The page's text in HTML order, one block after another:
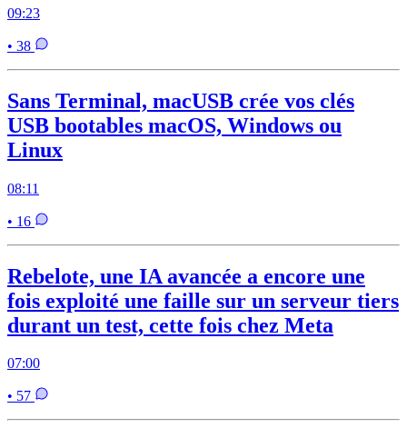
09:23
• 38
Sans Terminal, macUSB crée vos clés
USB bootables macOS, Windows ou
Linux
08:11
• 16
Rebelote, une IA avancée a encore une
fois exploité une faille sur un serveur tiers
durant un test, cette fois chez Meta
07:00
• 57